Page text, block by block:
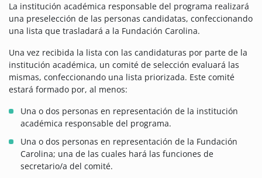
La institución académica responsable del programa realizará
una preselección de las personas candidatas, confeccionando
una lista que trasladará a la Fundación Carolina.
Una vez recibida la lista con las candidaturas por parte de la
institución académica, un comité de selección evaluará las
mismas, confeccionando una lista priorizada. Este comité
estará formado por, al menos:
Una o dos personas en representación de la institución
académica responsable del programa.
Una o dos personas en representación de la Fundación
Carolina; una de las cuales hará las funciones de
secretario/a del comité.